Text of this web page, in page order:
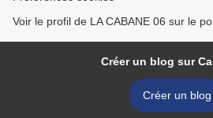
Voir le profil de LA CABANE 06 sur le
Créer un blog sur
Créer un blog